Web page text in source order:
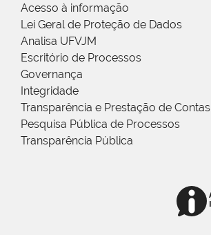
Acesso à informação
Lei Geral de Proteção de Dados
Analisa UFVJM
Escritório de Processos
Governança
Integridade
Transparência e Prestação de Contas
Pesquisa Pública de Processos
Transparência Pública